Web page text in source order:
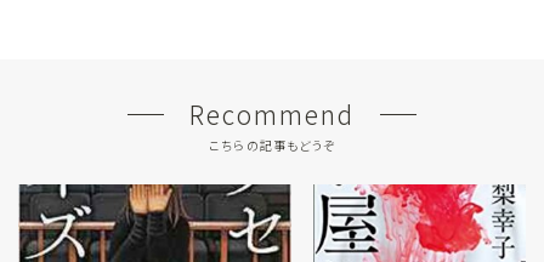
Recommend
こちらの記事もどうぞ